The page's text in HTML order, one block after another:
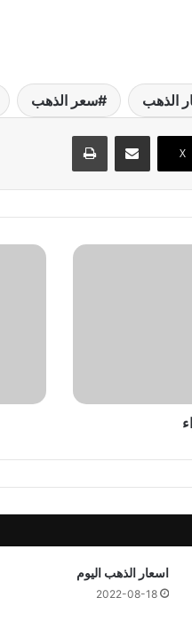
الذهب سعر الذهب
‫X
ت
ل
1
م
ا
اسعار الذهب اليوم
2022-08-18